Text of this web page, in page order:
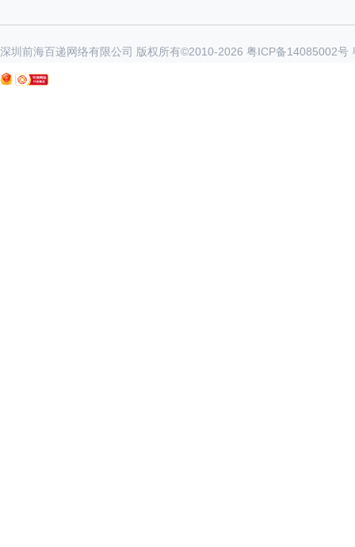
深圳前海百递网络有限公司 版权所有©2010-2026 粤ICP备14085002号